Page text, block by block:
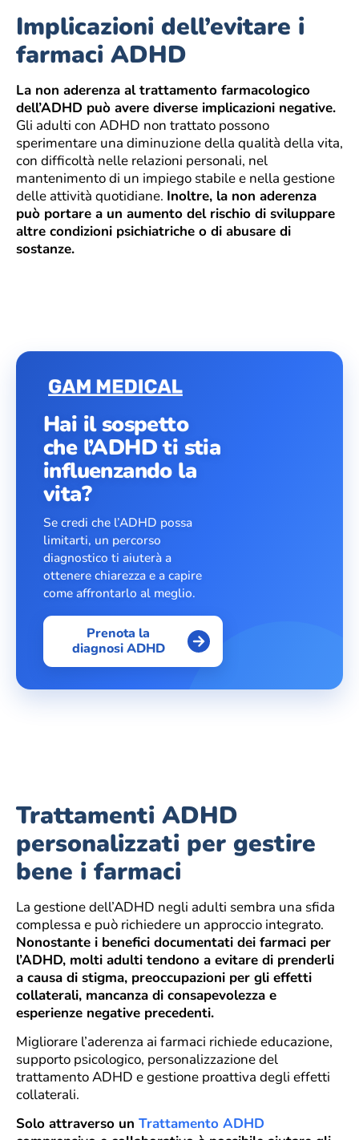
Implicazioni dell’evitare i
farmaci ADHD
La non aderenza al trattamento farmacologico
dell’ADHD può avere diverse implicazioni negative.
Gli adulti con ADHD non trattato possono
sperimentare una diminuzione della qualità della vita,
con difficoltà nelle relazioni personali, nel
mantenimento di un impiego stabile e nella gestione
delle attività quotidiane. Inoltre, la non aderenza
può portare a un aumento del rischio di sviluppare
altre condizioni psichiatriche o di abusare di
sostanze.
Hai il sospetto
che l’ADHD ti stia
influenzando la
vita?
Se credi che l’ADHD possa
limitarti, un percorso
diagnostico ti aiuterà a
ottenere chiarezza e a capire
come affrontarlo al meglio.
Prenota la
diagnosi ADHD
Trattamenti ADHD
personalizzati per gestire
bene i farmaci
La gestione dell’ADHD negli adulti sembra una sfida
complessa e può richiedere un approccio integrato.
Nonostante i benefici documentati dei farmaci per
l’ADHD, molti adulti tendono a evitare di prenderli
a causa di stigma, preoccupazioni per gli effetti
collaterali, mancanza di consapevolezza e
esperienze negative precedenti.
Migliorare l’aderenza ai farmaci richiede educazione,
supporto psicologico, personalizzazione del
trattamento ADHD e gestione proattiva degli effetti
collaterali.
Solo attraverso un Trattamento ADHD